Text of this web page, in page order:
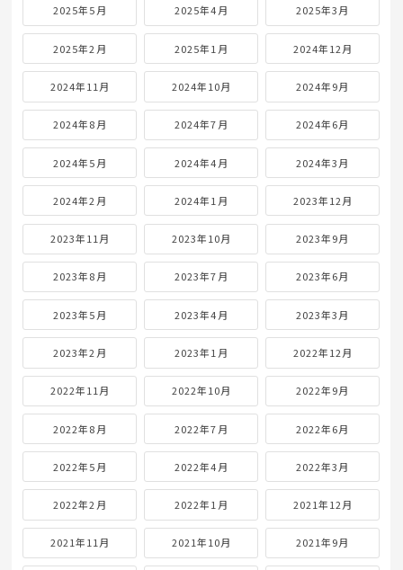
2025年5月 2025年4月 2025年3月
2025年2月 2025年1月 2024年12月
2024年11月 2024年10月 2024年9月
2024年8月 2024年7月 2024年6月
2024年5月 2024年4月 2024年3月
2024年2月 2024年1月 2023年12月
2023年11月 2023年10月 2023年9月
2023年8月 2023年7月 2023年6月
2023年5月 2023年4月 2023年3月
2023年2月 2023年1月 2022年12月
2022年11月 2022年10月 2022年9月
2022年8月 2022年7月 2022年6月
2022年5月 2022年4月 2022年3月
2022年2月 2022年1月 2021年12月
2021年11月 2021年10月 2021年9月